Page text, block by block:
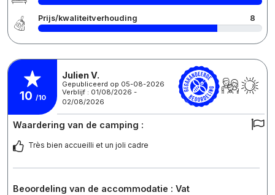
Prijs/kwaliteitverhouding 8
10 /10
Julien V.
Gepubliceerd op 05-08-2026
Verblijf : 01/08/2026 -
02/08/2026
Waardering van de camping :
Très bien accueilli et un joli cadre
Beoordeling van de accommodatie : Vat